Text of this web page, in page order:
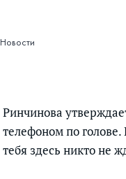
Новости
Ринчинова
телефоном по
тебя здесь никто не